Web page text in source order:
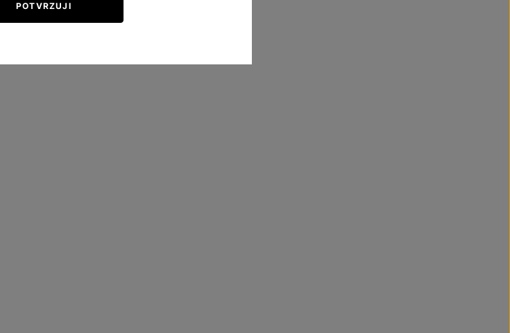
POTVRZUJI